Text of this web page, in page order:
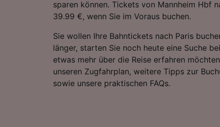
sparen können. Tickets von Mannheim Hbf
39.99 €, wenn Sie im Voraus buchen.
Sie wollen Ihre Bahntickets nach Paris
länger, starten Sie noch heute eine Suche
etwas mehr über die Reise erfahren
unseren Zugfahrplan, weitere Tipps zur
sowie unsere praktischen FAQs.